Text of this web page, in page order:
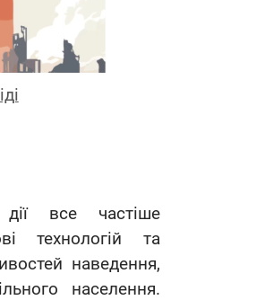
все частіше
технологій та
наведення,
населення.